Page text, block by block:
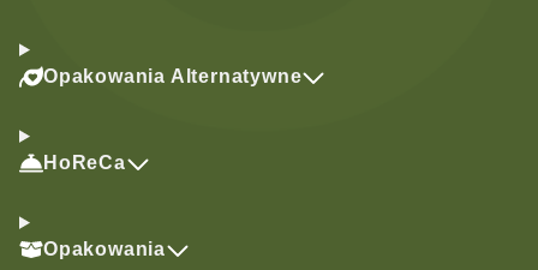
Opakowania Alternatywne
HoReCa
Opakowania